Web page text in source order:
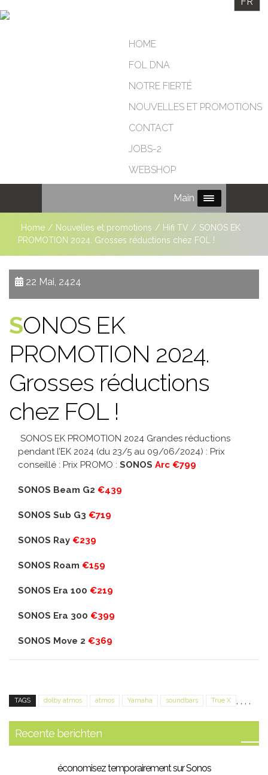
HOME
FOL DNA
NOTRE FIERTÉ
NOUVELLES ET PROMOTIONS
CONTACT
JOBS-2
WEBSHOP
Main Menu
Home / Nouvelles et promotions / Hifi TV / SONOS EK
PROMOTION 2024. Grosses réductions chez FOL !
22 Mai, 2424
SONOS EK
PROMOTION 2024.
Grosses réductions
chez FOL !
SONOS EK PROMOTION 2024 Grandes réductions
pendant l’EK 2024 (du 23/5 au 09/06/2024) : Prix
conseillé : Prix PROMO : SONOS Arc €799
SONOS Beam G2 €439
SONOS Sub G3 €719
SONOS Ray €239
SONOS Roam €159
SONOS Era 100 €219
SONOS Era 300 €399
SONOS Move 2 €369
TAGS dolby atmos ,
atmos ,
Yamaha ,
soundbars ,
True X
Recente berichten
économisez temporairement sur Sonos